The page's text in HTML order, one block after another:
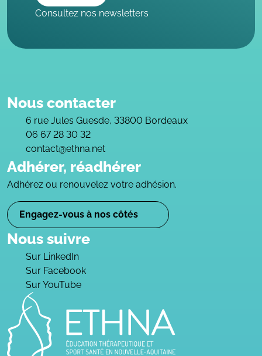
Consultez nos newsletters
Nous contacter
6 rue Jules Guesde, 33800 Bordeaux
06 67 28 30 32
contact@ethna.net
Adhérer, réadhérer
Adhérez ou renouvelez votre adhésion.
Engagez-vous à nos côtés
Nous suivre
Sur LinkedIn
Sur Facebook
Sur YouTube